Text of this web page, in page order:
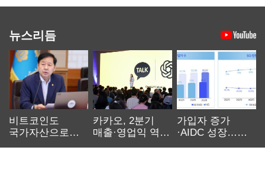
뉴스리듬
비트코인도
국가자산으로…'
카카오, 2분기
매출·영업익 역대
가입자 증가
·AIDC 성장…